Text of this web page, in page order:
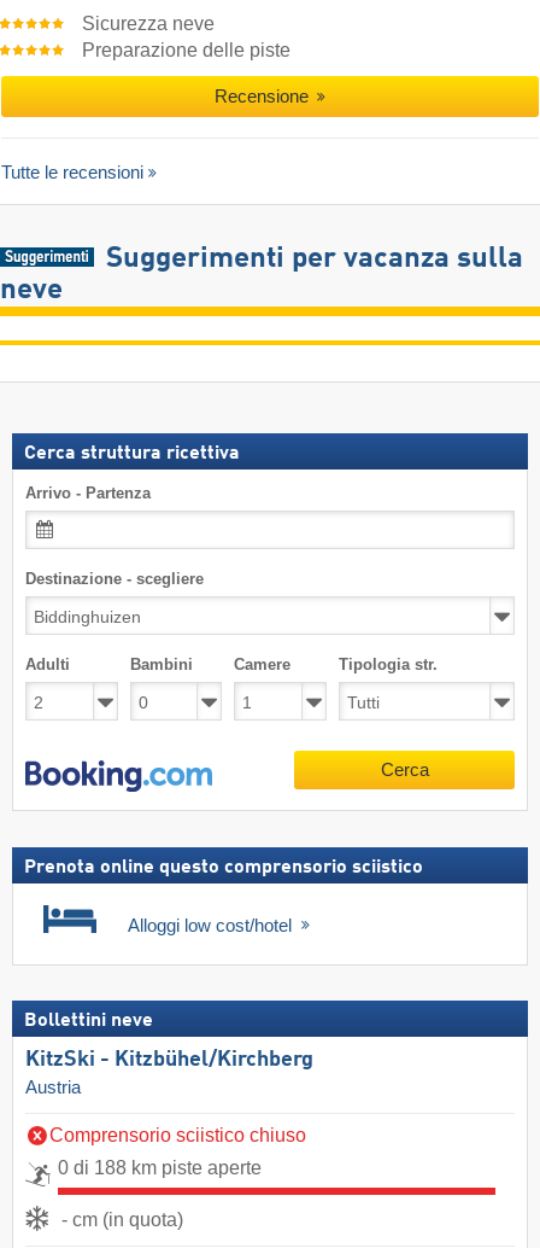
Sicurezza neve
Preparazione delle piste
Recensione
Tutte le recensioni
Suggerimenti per vacanza sulla
neve
Cerca struttura ricettiva
Arrivo - Partenza
Destinazione - scegliere
Adulti Bambini Camere Tipologia str.
Cerca
Prenota online questo comprensorio sciistico
Alloggi low cost/hotel
Bollettini neve
KitzSki - Kitzbühel/​Kirchberg
Austria
Comprensorio sciistico chiuso
0 di 188 km piste aperte
- cm (in quota)